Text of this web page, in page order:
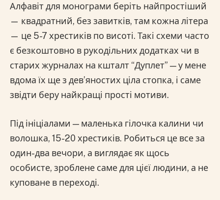
Алфавіт для монограми беріть найпростіший
— квадратний, без завитків, там кожна літера
— це 5-7 хрестиків по висоті. Такі схеми часто
є безкоштовно в рукодільних додатках чи в
старих журналах на кшталт “Дуплет” — у мене
вдома їх ще з дев’яностих ціла стопка, і саме
звідти беру найкращі прості мотиви.
Під ініціалами — маленька гілочка калини чи
волошка, 15-20 хрестиків. Робиться це все за
один-два вечори, а виглядає як щось
особисте, зроблене саме для цієї людини, а не
куповане в переході.